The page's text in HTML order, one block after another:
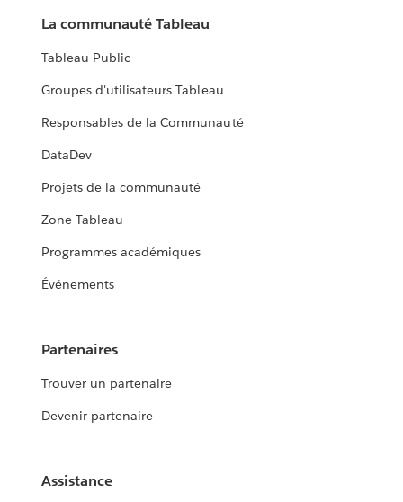
La communauté Tableau
Tableau Public
Groupes d'utilisateurs Tableau
Responsables de la Communauté
DataDev
Projets de la communauté
Zone Tableau
Programmes académiques
Événements
Partenaires
Trouver un partenaire
Devenir partenaire
Assistance